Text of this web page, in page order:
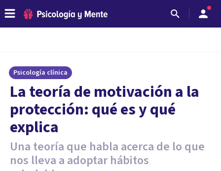
Psicología clínica
La teoría de motivación a la
protección: qué es y qué
explica
Una teoría que habla acerca de lo que
nos lleva a adoptar hábitos